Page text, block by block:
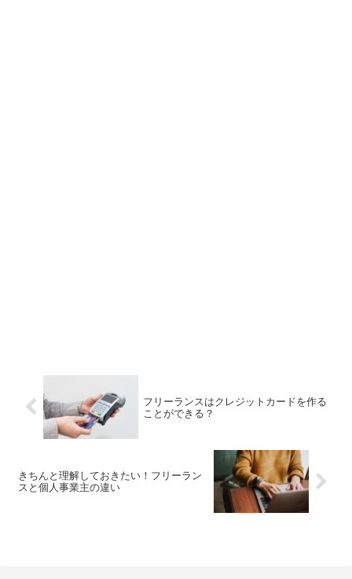
フリーランスはクレジットカードを作る
ことができる？
きちんと理解しておきたい！フリーラン
スと個人事業主の違い